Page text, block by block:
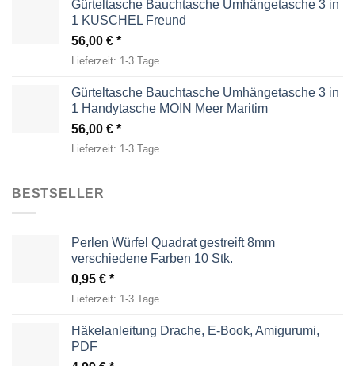
Gürteltasche Bauchtasche Umhängetasche 3 in
1 KUSCHEL Freund
56,00 €
Lieferzeit: 1-3 Tage
Gürteltasche Bauchtasche Umhängetasche 3 in
1 Handytasche MOIN Meer Maritim
56,00 €
Lieferzeit: 1-3 Tage
BESTSELLER
Perlen Würfel Quadrat gestreift 8mm
verschiedene Farben 10 Stk.
0,95 €
Lieferzeit: 1-3 Tage
Häkelanleitung Drache, E-Book, Amigurumi,
PDF